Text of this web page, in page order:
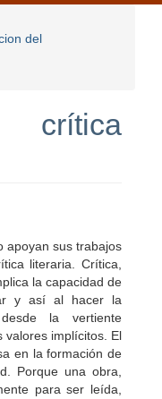
del
apoyan sus trabajos
literaria. Crítica,
la capacidad de
y así al hacer la
la vertiente
valores implícitos. El
en la formación de
Porque una obra,
para ser leída,